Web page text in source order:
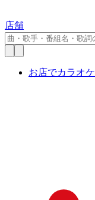
店舗
お店でカラオケ